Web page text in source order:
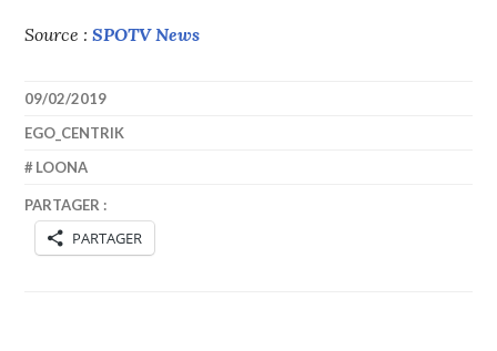
Source :SPOTV News
09/02/2019
EGO_CENTRIK
LOONA
PARTAGER :
PARTAGER